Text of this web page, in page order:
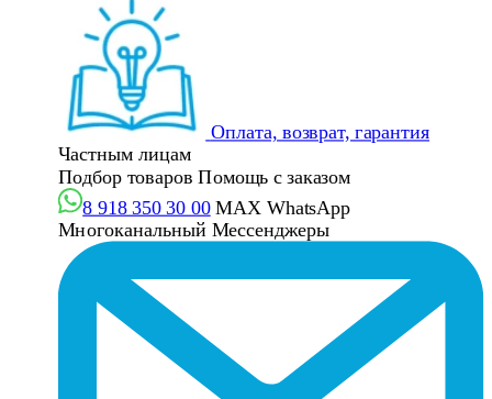
Оплата, возврат, гарантия
Частным лицам
Подбор товаров Помощь с заказом
8 918 350 30 00 MAX WhatsApp
Многоканальный Мессенджеры